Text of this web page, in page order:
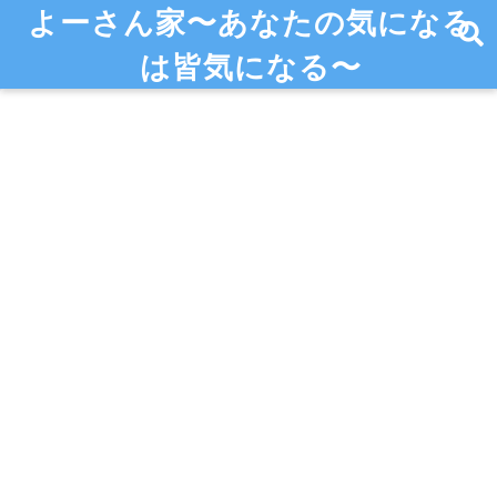
よーさん家〜あなたの気になる
は皆気になる〜